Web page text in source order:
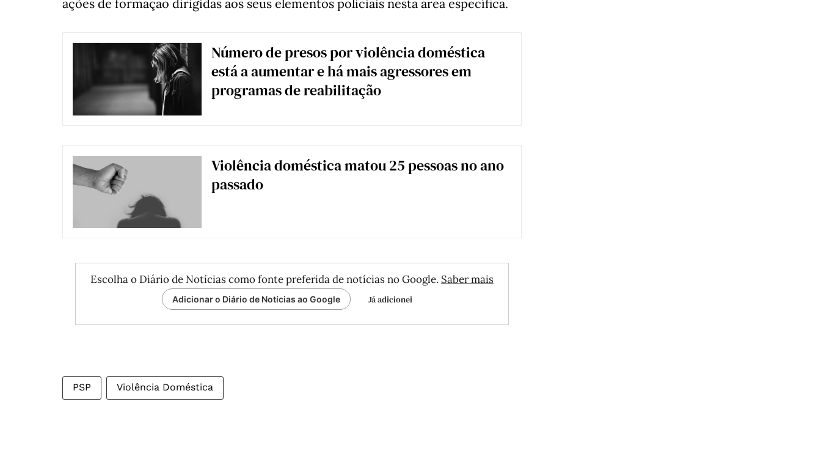
ações de formação dirigidas aos seus elementos policiais nesta área específica.
Número de presos por violência doméstica
está a aumentar e há mais agressores em
programas de reabilitação
Violência doméstica matou 25 pessoas no ano
passado
Escolha o Diário de Notícias como fonte preferida de notícias no Google. Saber mais
Adicionar o Diário de Notícias ao Google Já adicionei
PSP Violência Doméstica